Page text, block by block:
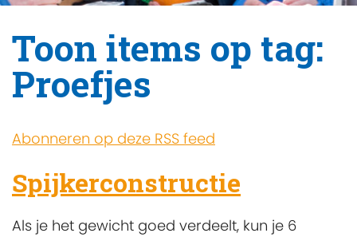
Toon items op tag:
Proefjes
Abonneren op deze RSS feed
Spijkerconstructie
Als je het gewicht goed verdeelt, kun je 6